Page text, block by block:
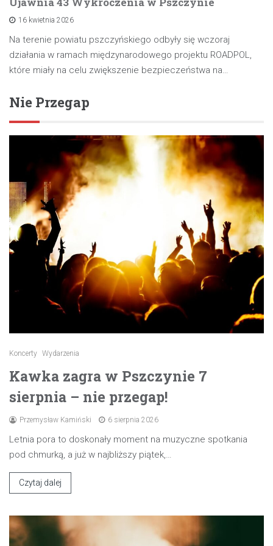
16 kwietnia 2026
Na terenie powiatu pszczyńskiego odbyły się wczoraj
działania w ramach międzynarodowego projektu ROADPOL,
które miały na celu zwiększenie bezpieczeństwa na…
Nie Przegap
Koncerty Wydarzenia
Kawka zagra w Pszczynie 7
sierpnia – nie przegap!
Przemysław Kamiński 6 sierpnia 2026
Letnia pora to doskonały moment na muzyczne spotkania
pod chmurką, a już w najbliższy piątek,…
Czytaj dalej